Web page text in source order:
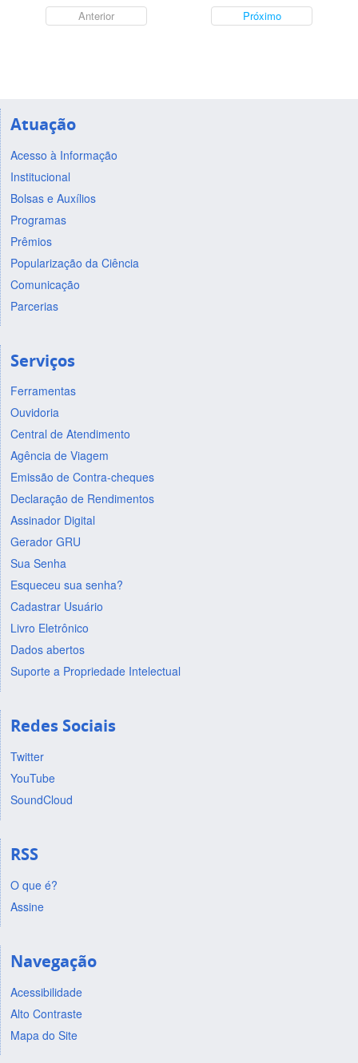
Anterior Próximo
Atuação
Acesso à Informação
Institucional
Bolsas e Auxílios
Programas
Prêmios
Popularização da Ciência
Comunicação
Parcerias
Serviços
Ferramentas
Ouvidoria
Central de Atendimento
Agência de Viagem
Emissão de Contra-cheques
Declaração de Rendimentos
Assinador Digital
Gerador GRU
Sua Senha
Esqueceu sua senha?
Cadastrar Usuário
Livro Eletrônico
Dados abertos
Suporte a Propriedade Intelectual
Redes Sociais
Twitter
YouTube
SoundCloud
RSS
O que é?
Assine
Navegação
Acessibilidade
Alto Contraste
Mapa do Site